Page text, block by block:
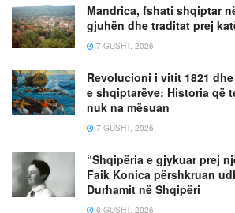
Mandrica, fshati shqiptar
gjuhën dhe traditat prej
7 GUSHT, 2026
Revolucioni i vitit 1821
e shqiptarëve: Historia që
nuk na mësuan
7 GUSHT, 2026
“Shqipëria e gjykuar prej
Faik Konica përshkruan
Durhamit në Shqipëri
6 GUSHT, 2026